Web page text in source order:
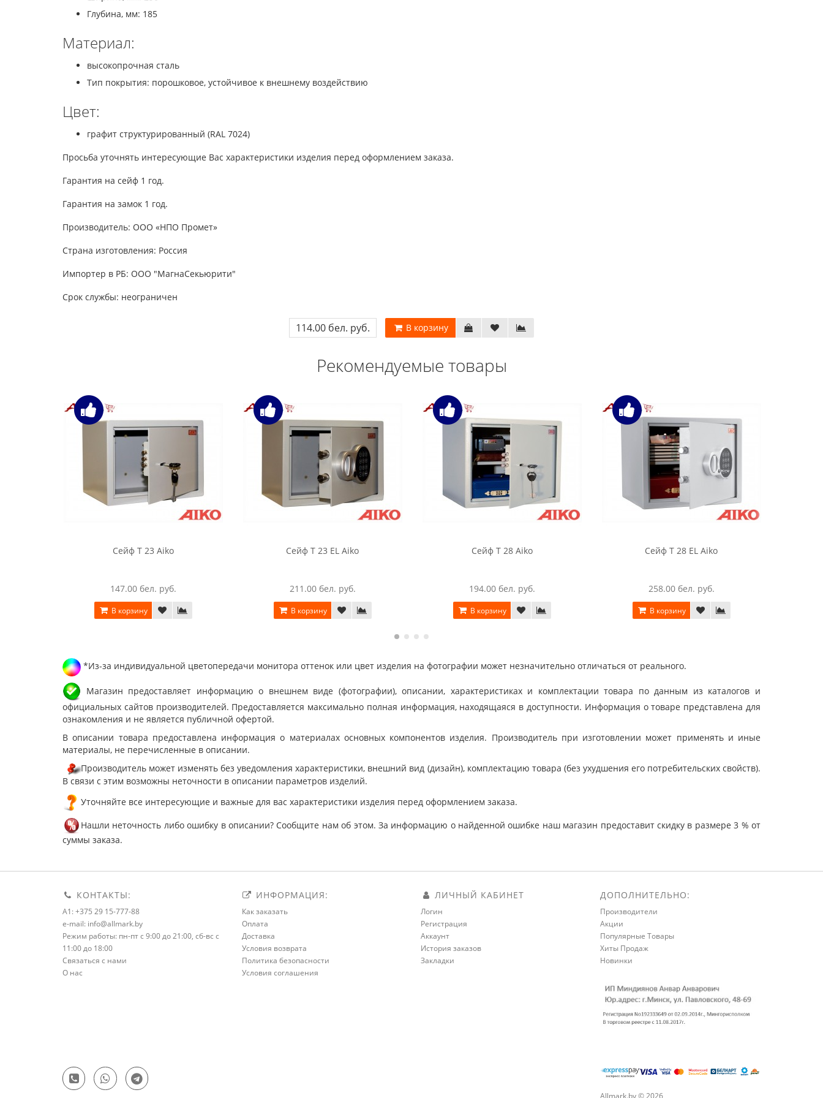
Глубина, мм: 185
Материал:
высокопрочная сталь
Тип покрытия: порошковое, устойчивое к внешнему воздействию
Цвет:
графит структурированный (RAL 7024)
Просьба уточнять интересующие Вас характеристики изделия перед оформлением заказа.
Гарантия на сейф 1 год.
Гарантия на замок 1 год.
Производитель: ООО «НПО Промет»
Страна изготовления: Россия
Импортер в РБ: ООО "МагнаСекьюрити"
Срок службы: неограничен
114.00 бел. руб. В корзину
Рекомендуемые товары
Сейф T 23 Aiko
147.00 бел. руб.
В корзину
Сейф T 23 EL Aiko
211.00 бел. руб.
В корзину
Сейф T 28 Aiko
194.00 бел. руб.
В корзину
Сейф T 28 EL Aiko
258.00 бел. руб.
В корзину
*Из-за индивидуальной цветопередачи монитора оттенок или цвет изделия на фотографии может незначительно отличаться от реального.
Магазин предоставляет информацию о внешнем виде (фотографии), описании, характеристиках и комплектации товара по данным из каталогов и
официальных сайтов производителей. Предоставляется максимально полная информация, находящаяся в доступности. Информация о товаре представлена для
ознакомления и не является публичной офертой.
В описании товара предоставлена информация о материалах основных компонентов изделия. Производитель при изготовлении может применять и иные
материалы, не перечисленные в описании.
Производитель может изменять без уведомления характеристики, внешний вид (дизайн), комплектацию товара (без ухудшения его потребительских свойств).
В связи с этим возможны неточности в описании параметров изделий.
Уточняйте все интересующие и важные для вас характеристики изделия перед оформлением заказа.
Нашли неточность либо ошибку в описании? Сообщите нам об этом. За информацию о найденной ошибке наш магазин предоставит скидку в размере 3 % от
суммы заказа.
КОНТАКТЫ:
A1: +375 29 15-777-88
e-mail: info@allmark.by
Режим работы: пн-пт с 9:00 до 21:00, сб-вс с
11:00 до 18:00
Связаться с нами
О нас
ИНФОРМАЦИЯ:
Как заказать
Оплата
Доставка
Условия возврата
Политика безопасности
Условия соглашения
ЛИЧНЫЙ КАБИНЕТ
Логин
Регистрация
Аккаунт
История заказов
Закладки
ДОПОЛНИТЕЛЬНО:
Производители
Акции
Популярные Товары
Хиты Продаж
Новинки